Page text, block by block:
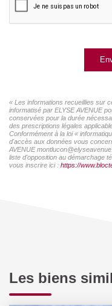
« Les informations recueillies sur
informatisé par ELYSE AVENUE
conservées pour la durée
des prescriptions légales
Conformément à la loi «
d'accès aux données vous
AVENUE
liste d'opposition au démarchage
vous inscrire ici : https://
Les biens